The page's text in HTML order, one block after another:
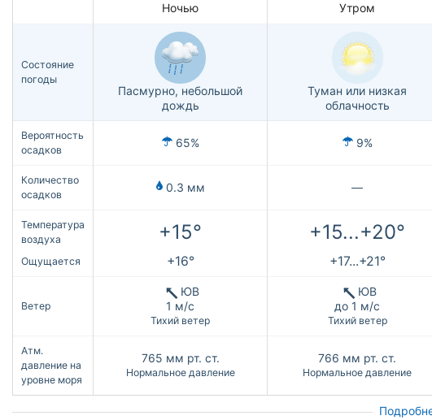
Ночью Утром
Состояние
погоды
Пасмурно, небольшой
дождь
Туман или низкая
облачность
Вероятность
осадков
65% 9%
Количество
осадков
0.3 мм —
Температура
воздуха
+15° +15...+20°
Ощущается +16° +17...+21°
Ветер
ЮВ
1 м/с
Тихий ветер
ЮВ
до 1 м/с
Тихий ветер
Атм.
давление на
уровне моря
765 мм рт. ст.
Нормальное давление
766 мм рт. ст.
Нормальное давление